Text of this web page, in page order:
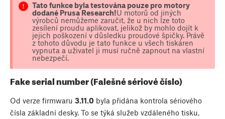
Tato funkce byla testována pouze pro motory
dodané Prusa Research!U motorů od jiných
výrobců nemůžeme zaručit, že u nich lze toto
zesílení proudu aplikovat, jelikož by mohlo dojít k
jejich poškození v důsledku proudové špičky. Právě
z tohoto důvodu je tato funkce u všech tiskáren
vypnuta a uživatel ji musí ručně zapnout na vlastní
nebezpečí.
Fake serial number (Falešné sériové číslo)
Od verze firmwaru 3.11.0 byla přidána kontrola sériového
čísla základní desky. To se týká služeb vzdáleného tisku,